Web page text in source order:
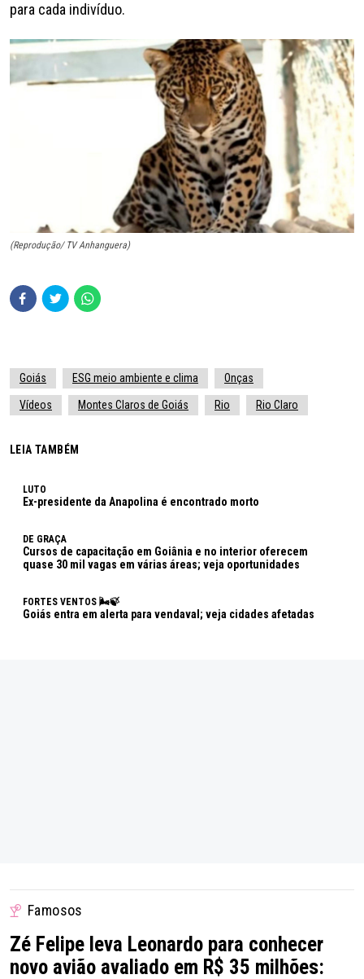
para cada indivíduo.
(Reprodução/ TV Anhanguera)
Goiás ESG meio ambiente e clima Onças
Vídeos Montes Claros de Goiás Rio Rio Claro
LEIA TAMBÉM
LUTO
Ex-presidente da Anapolina é encontrado morto
DE GRAÇA
Cursos de capacitação em Goiânia e no interior oferecem
quase 30 mil vagas em várias áreas; veja oportunidades
FORTES VENTOS 🌬🍃
Goiás entra em alerta para vendaval; veja cidades afetadas
Famosos
Zé Felipe leva Leonardo para conhecer
novo avião avaliado em R$ 35 milhões: